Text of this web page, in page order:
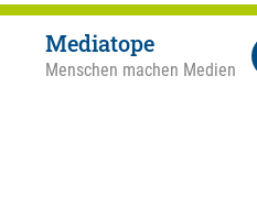
Mediatope
Menschen machen Medien